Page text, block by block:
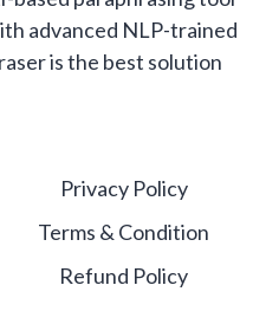
advanced NLP-trained
is the best solution
Privacy Policy
Terms & Condition
Refund Policy